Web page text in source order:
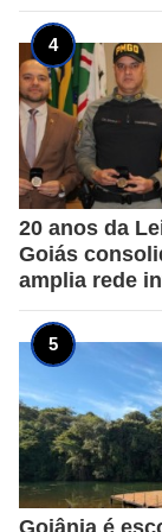
20 anos da
Goiás
amplia rede
Goiânia é